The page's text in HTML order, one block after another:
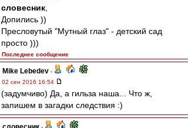
словесник
Допились ))
Пресловутый "Мутный глаз" - детский сад
просто )))
Последнее сообщение
Mike Lebedev -
02 сен 2016 16:54
(задумчиво) Да, а гильза наша... Что ж,
запишем в загадки следствия :)